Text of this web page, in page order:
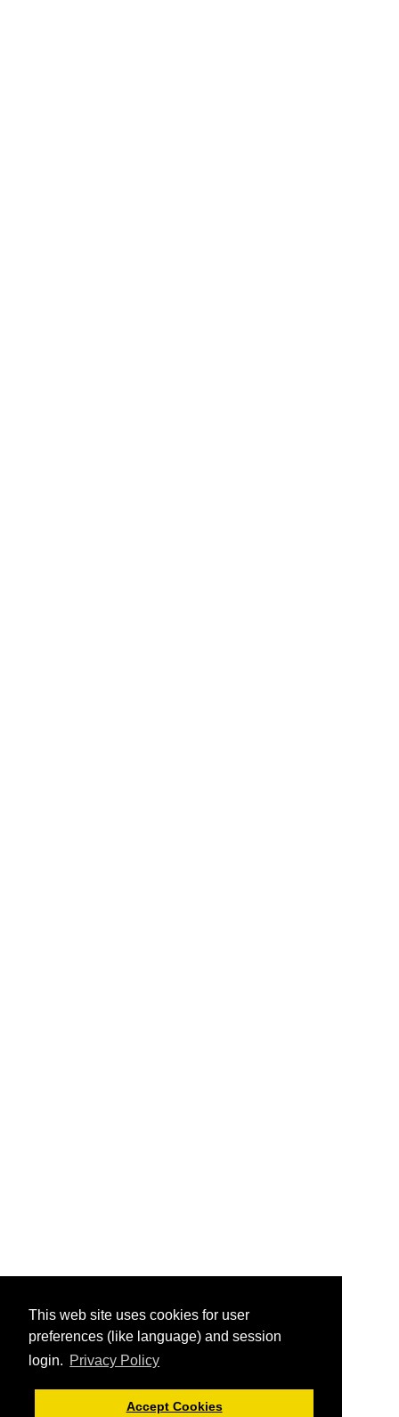
This web site uses cookies for user
preferences (like language) and session
login. Privacy Policy
Accept Cookies